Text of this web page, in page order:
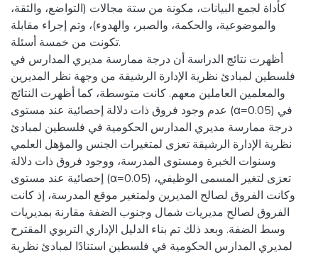
كأداة لجمع البيانات، مكونة من ستة مجالات (التواضع، والثقة،
والموضوعية، والحكمة، والصبر، والهدوء)، وتم إجراء مقابلة
تكونت من خمسة أسئلة.
أظهرت نتائج الدراسة أن درجة ممارسة مديري المدارس في
فلسطين لمبادئ نظرية الإدارة الرشيقة من وجهة نظر المديرين
والمعلمين العاملين معهم. كانت متوسطة، كما أظهرت النتائج
عدم وجود فروق ذات دلالة إحصائية عند مستوى (‏α=0.05‎‏) في
درجة ممارسة مديري المدارس الحكومية في فلسطين لمبادئ
نظرية الإدارة الرشيقة‏ تعزى ‏لمتغيرات الجنس والمؤهل العلمي
وسنوات الخبرة ومستوى المدرسة، ووجود فروق ذات دلالة
إحصائية عند مستوى (α=0.05) تعزى لتغير المسمى الوظيفي‏،
وكانت الفروق لصالح المديرين ولمتغير موقع المدرسة، إذ كانت
الفروق لصالح مديريات شمال وجنوب الضفة مقارنة بمديريات
وسط الضفة. وبعد ذلك تم بناء الدليل الإداري التربوي المقترح
لمديري المدارس الحكومية في فلسطين استنادًا لمبادئ نظرية